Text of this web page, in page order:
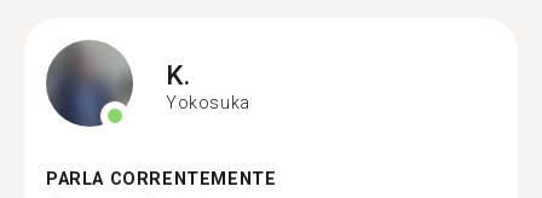
K.
Yokosuka
PARLA CORRENTEMENTE